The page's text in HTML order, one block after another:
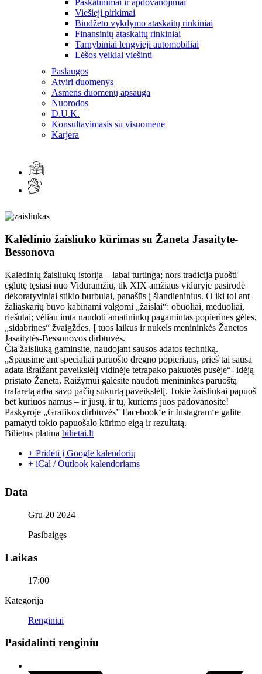
Paskatinimai ir apdovanojimai
Viešieji pirkimai
Biudžeto vykdymo ataskaitų rinkiniai
Finansinių ataskaitų rinkiniai
Tarnybiniai lengvieji automobiliai
Lėšos veiklai viešinti
Paslaugos
Atviri duomenys
Asmens duomenų apsauga
Nuorodos
D.U.K.
Konsultavimasis su visuomene
Karjera
Kalėdinio žaisliuko kūrimas su Žaneta Jasaityte-
Bessonova
Kalėdinių žaisliukų istorija – labai turtinga; nors tradicija puošti
eglutę tęsiasi nuo Viduramžių, tik XIX amžiaus viduryje pasirodė
dekoratyviniai stiklo burbulai, panašūs į šiandieninius. O iki tol ant
žaliaskarių buvo kabinami valgomi „žaislai“: obuoliai, meduoliai,
riešutai; vėliau imta naudoti amatininkų pagamintas popierines gėles,
„sidabrines“ žvaigždes. Į tuos laikus ir nukels menininkės Žanetos
Jasaitytės-Bessonovos dirbtuvės.
Čia žaisliuką gaminsite, naudojant sausos adatos techniką.
„Spausime ant specialiai paruošto drėgno popieriaus, prieš tai sausa
adata išraižant paveikslėlį vidinėje tetrapako pakuotės pusėje“- idėją
pristato Žaneta. Raižymui galėsite naudoti menininkės paruoštą
trafaretą arba savo pačių sukurtą paveikslėlį. Tokie žaisliukai papuoš
bet kuriuos namus – ir jūsų, ir tų, kuriems juos padovanosite!
Paskyroje „Grafikos dirbtuvės” Facebook‘e ir Instagram‘e galite
pamatyti tokio papuošalo kūrimo eigą ir rezultatą.
Bilietus platina bilietai.lt
+ Pridėti į Google kalendorių
+ iCal / Outlook kalendoriams
Data
Gru 20 2024
Pasibaigęs
Laikas
17:00
Kategorija
Renginiai
Pasidalinti renginiu